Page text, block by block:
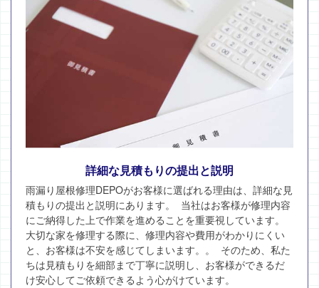
詳細な見積もりの提出と説明
雨漏り屋根修理DEPOがお客様に選ばれる理由は、詳細な見
積もりの提出と説明にあります。 当社はお客様が修理内容
にご納得した上で作業を進めることを重要視しています。
大切な家を修理する際に、修理内容や費用がわかりにくい
と、お客様は不安を感じてしまいます。。 そのため、私た
ちは見積もりを細部まで丁寧に説明し、お客様ができるだ
け安心してご依頼できるよう心がけています。